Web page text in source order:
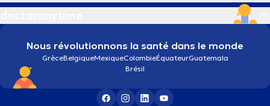
Nous révolutionnons la santé dans le monde
GrèceBelgiqueMexiqueColombieÉquateurGuatemala
Brésil